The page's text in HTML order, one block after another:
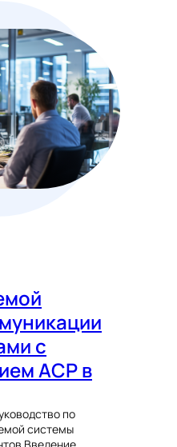
с
ACP в
по
системы